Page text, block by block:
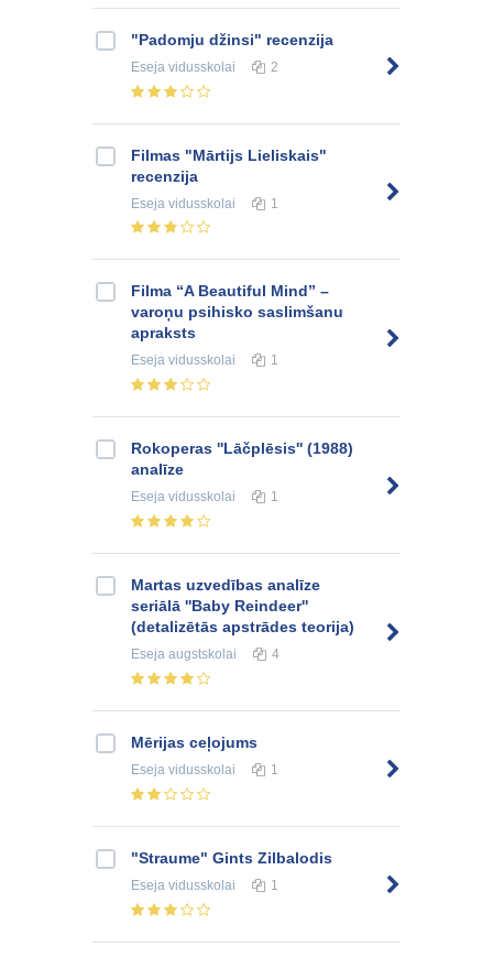
"Padomju džinsi" recenzija
Eseja vidusskolai 2
Filmas "Mārtijs Lieliskais"
recenzija
Eseja vidusskolai 1
Filma “A Beautiful Mind” –
varoņu psihisko saslimšanu
apraksts
Eseja vidusskolai 1
Rokoperas ''Lāčplēsis'' (1988)
analīze
Eseja vidusskolai 1
Martas uzvedības analīze
seriālā ''Baby Reindeer''
(detalizētās apstrādes teorija)
Eseja augstskolai 4
Mērijas ceļojums
Eseja vidusskolai 1
"Straume" Gints Zilbalodis
Eseja vidusskolai 1